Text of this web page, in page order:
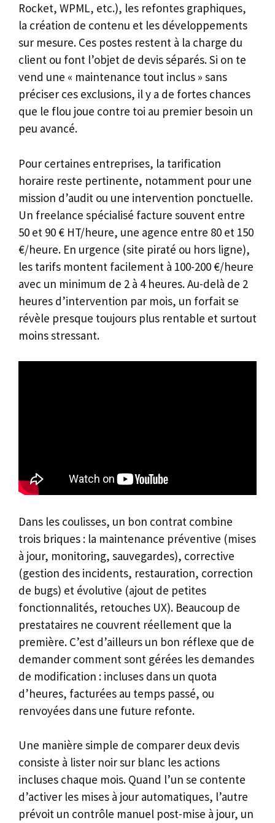
Rocket, WPML, etc.), les refontes graphiques,
la création de contenu et les développements
sur mesure. Ces postes restent à la charge du
client ou font l’objet de devis séparés. Si on te
vend une « maintenance tout inclus » sans
préciser ces exclusions, il y a de fortes chances
que le flou joue contre toi au premier besoin un
peu avancé.
Pour certaines entreprises, la tarification
horaire reste pertinente, notamment pour une
mission d’audit ou une intervention ponctuelle.
Un freelance spécialisé facture souvent entre
50 et 90 € HT/heure, une agence entre 80 et 150
€/heure. En urgence (site piraté ou hors ligne),
les tarifs montent facilement à 100-200 €/heure
avec un minimum de 2 à 4 heures. Au-delà de 2
heures d’intervention par mois, un forfait se
révèle presque toujours plus rentable et surtout
moins stressant.
Dans les coulisses, un bon contrat combine
trois briques : la maintenance préventive (mises
à jour, monitoring, sauvegardes), corrective
(gestion des incidents, restauration, correction
de bugs) et évolutive (ajout de petites
fonctionnalités, retouches UX). Beaucoup de
prestataires ne couvrent réellement que la
première. C’est d’ailleurs un bon réflexe que de
demander comment sont gérées les demandes
de modification : incluses dans un quota
d’heures, facturées au temps passé, ou
renvoyées dans une future refonte.
Une manière simple de comparer deux devis
consiste à lister noir sur blanc les actions
incluses chaque mois. Quand l’un se contente
d’activer les mises à jour automatiques, l’autre
prévoit un contrôle manuel post-mise à jour, un